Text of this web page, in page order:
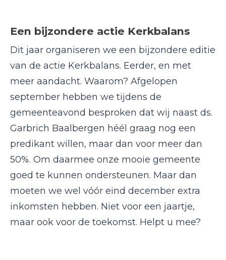
Een bijzondere actie Kerkbalans
Dit jaar organiseren we een bijzondere editie
van de actie Kerkbalans. Eerder, en met
meer aandacht. Waarom? Afgelopen
september hebben we tijdens de
gemeenteavond besproken dat wij naast ds.
Garbrich Baalbergen héél graag nog een
predikant willen, maar dan voor meer dan
50%. Om daarmee onze mooie gemeente
goed te kunnen ondersteunen. Maar dan
moeten we wel vóór eind december extra
inkomsten hebben. Niet voor een jaartje,
maar ook voor de toekomst. Helpt u mee?